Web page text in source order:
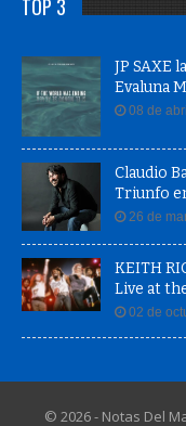
TOP 3
JP SAXE
Evaluna
08 de
Claudio
Triunfo
26 de
KEITH
Live at
02 de
© 2026 - Notas Del